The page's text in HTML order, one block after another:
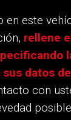
en este
rellene
datos
con